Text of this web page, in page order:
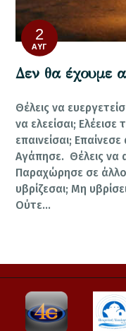
2
ΑΥΓ
Δεν θα έχουμε
Θέλεις να
να ελεείσαι;
επαινείσαι;
Αγάπησε. Θέλεις να
Παραχώρησε σε
υβρίζεσαι; Μη
Ούτε…